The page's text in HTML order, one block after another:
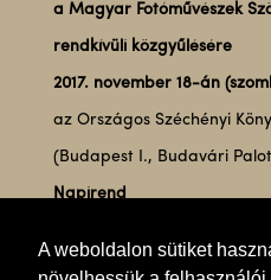
A weboldalon sütiket
a Magyar Fotóművészek
rendkívüli közgyűlésére
2017. november 18-án
az Országos Széchényi
(Budapest I., Budavári
Napirend
Jegyzőkönyv-hitelesítők